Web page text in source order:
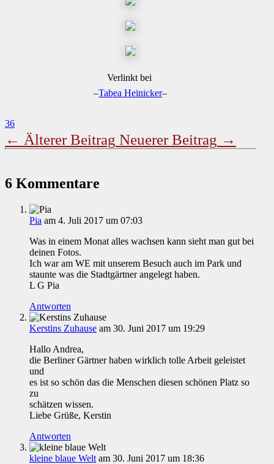
Verlinkt bei
–Tabea Heinicker–
36
← Älterer Beitrag Neuerer Beitrag →
6 Kommentare
Pia am 4. Juli 2017 um 07:03
Was in einem Monat alles wachsen kann sieht man gut bei
deinen Fotos.
Ich war am WE mit unserem Besuch auch im Park und
staunte was die Stadtgärtner angelegt haben.
L G Pia
Antworten
Kerstins Zuhause am 30. Juni 2017 um 19:29
Hallo Andrea,
die Berliner Gärtner haben wirklich tolle Arbeit geleistet
und
es ist so schön das die Menschen diesen schönen Platz so
zu
schätzen wissen.
Liebe Grüße, Kerstin
Antworten
kleine blaue Welt am 30. Juni 2017 um 18:36